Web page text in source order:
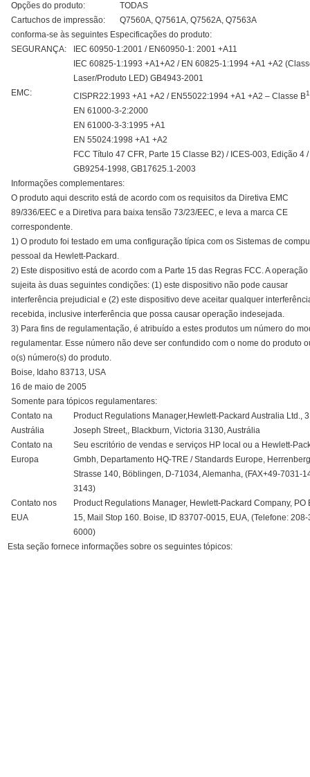
Opções do produto:
TODAS
Cartuchos de impressão:
Q7560A, Q7561A, Q7562A, Q7563A
conforma-se às seguintes Especificações do produto:
SEGURANÇA:
IEC 60950-1:2001 / EN60950-1: 2001 +A11
IEC 60825-1:1993 +A1+A2 / EN 60825-1:1994 +A1 +A2
Laser/Produto LED) GB4943-2001
EMC:
CISPR22:1993 +A1 +A2 / EN55022:1994 +A1 +A2 – Classe B
EN 61000-3-2:2000
EN 61000-3-3:1995 +A1
EN 55024:1998 +A1 +A2
FCC Título 47 CFR, Parte 15 Classe B2) / ICES-003, Edição 4 /
GB9254-1998, GB17625.1-2003
Informações complementares:
O produto aqui descrito está de acordo com os requisitos da Diretiva EMC
89/336/EEC e a Diretiva para baixa tensão 73/23/EEC, e leva a marca CE
correspondente.
1) O produto foi testado em uma configuração típica com os Sistemas de
pessoal da Hewlett-Packard.
2) Este dispositivo está de acordo com a Parte 15 das Regras FCC. A operação
sujeita às duas seguintes condições: (1) este dispositivo não pode causar
interferência prejudicial e (2) este dispositivo deve aceitar qualquer
recebida, inclusive interferência que possa causar operação indesejada.
3) Para fins de regulamentação, é atribuído a estes produtos um número do
regulamentar. Esse número não deve ser confundido com o nome do produto
o(s) número(s) do produto.
Boise, Idaho 83713, USA
16 de maio de 2005
Somente para tópicos regulamentares:
Contato na
Austrália
Product Regulations Manager,Hewlett-Packard Australia Ltd.,
Joseph Street,, Blackburn, Victoria 3130, Austrália
Contato na
Europa
Seu escritório de vendas e serviços HP local ou a Hewlett-
Gmbh, Departamento HQ-TRE / Standards Europe,
Strasse 140, Böblingen, D-71034, Alemanha, (FAX+49-7031-
3143)
Contato nos
EUA
Product Regulations Manager, Hewlett-Packard Company, PO
15, Mail Stop 160. Boise, ID 83707-0015, EUA, (Telefone:
6000)
Esta seção fornece informações sobre os seguintes tópicos: